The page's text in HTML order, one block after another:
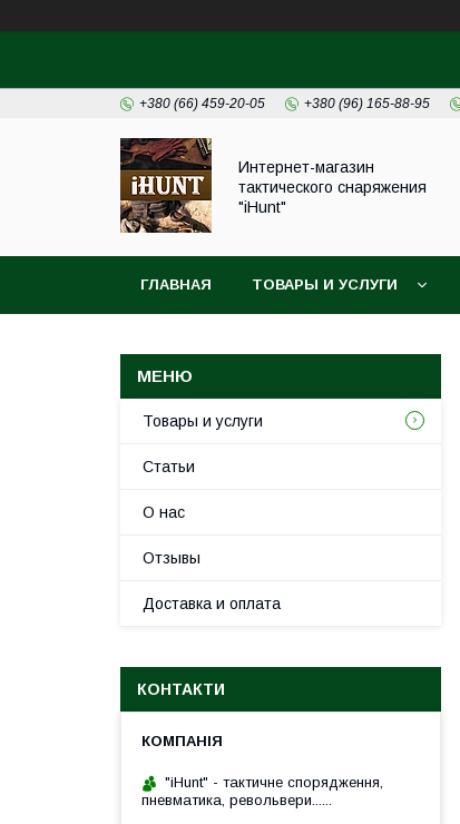
+380 (66) 459-20-05 +380 (96) 165-88-95
Интернет-магазин
тактического снаряжения
"iHunt"
ГЛАВНАЯ ТОВАРЫ И УСЛУГИ
Товары и услуги
Статьи
О нас
Отзывы
Доставка и оплата
КОНТАКТИ
"iHunt" - тактичне спорядження,
пневматика, револьвери......